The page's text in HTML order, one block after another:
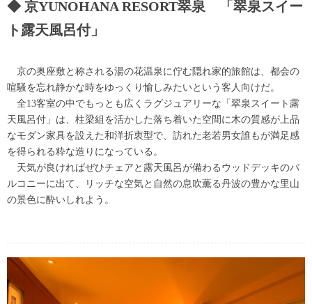
京YUNOHANA RESORT翠泉 「翠泉スイー
ト露天風呂付」
京の奥座敷と称される湯の花温泉に佇む隠れ家的旅館は、都会の
喧騒を忘れ静かな時をゆっくり愉しみたいという客人向けだ。
全13客室の中でもっとも広くラグジュアリーな「翠泉スイート露
天風呂付」は、柱梁組を活かした落ち着いた空間に木の質感が上品
なモダン家具を設えた和洋折衷型で、訪れた老若男女誰もが満足感
を得られる粋な造りになっている。
天気が良ければぜひチェアと露天風呂が備わるウッドデッキのバ
ルコニーに出て、リッチな空気と自然の息吹薫る丹波の豊かな里山
の景色に酔いしれよう。